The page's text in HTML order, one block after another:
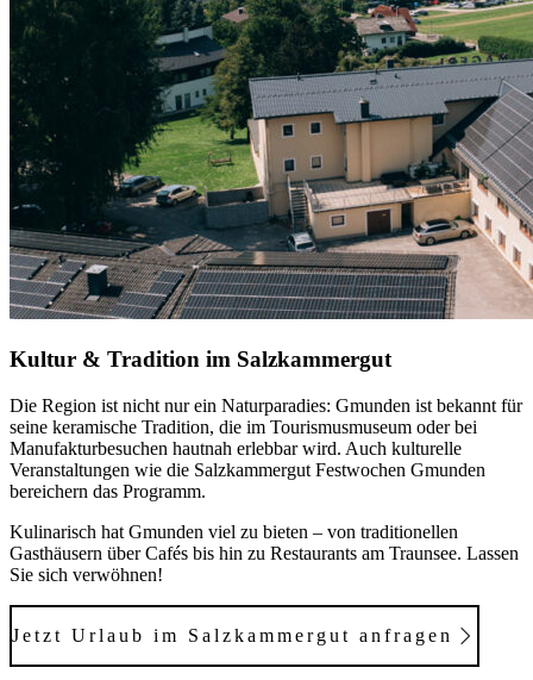
Kultur & Tradition im Salzkammergut
Die Region ist nicht nur ein Naturparadies: Gmunden ist bekannt für
seine keramische Tradition, die im Tourismusmuseum oder bei
Manufakturbesuchen hautnah erlebbar wird. Auch kulturelle
Veranstaltungen wie die Salzkammergut Festwochen Gmunden
bereichern das Programm.
Kulinarisch hat Gmunden viel zu bieten – von traditionellen
Gasthäusern über Cafés bis hin zu Restaurants am Traunsee. Lassen
Sie sich verwöhnen!
Jetzt Urlaub im Salzkammergut anfragen